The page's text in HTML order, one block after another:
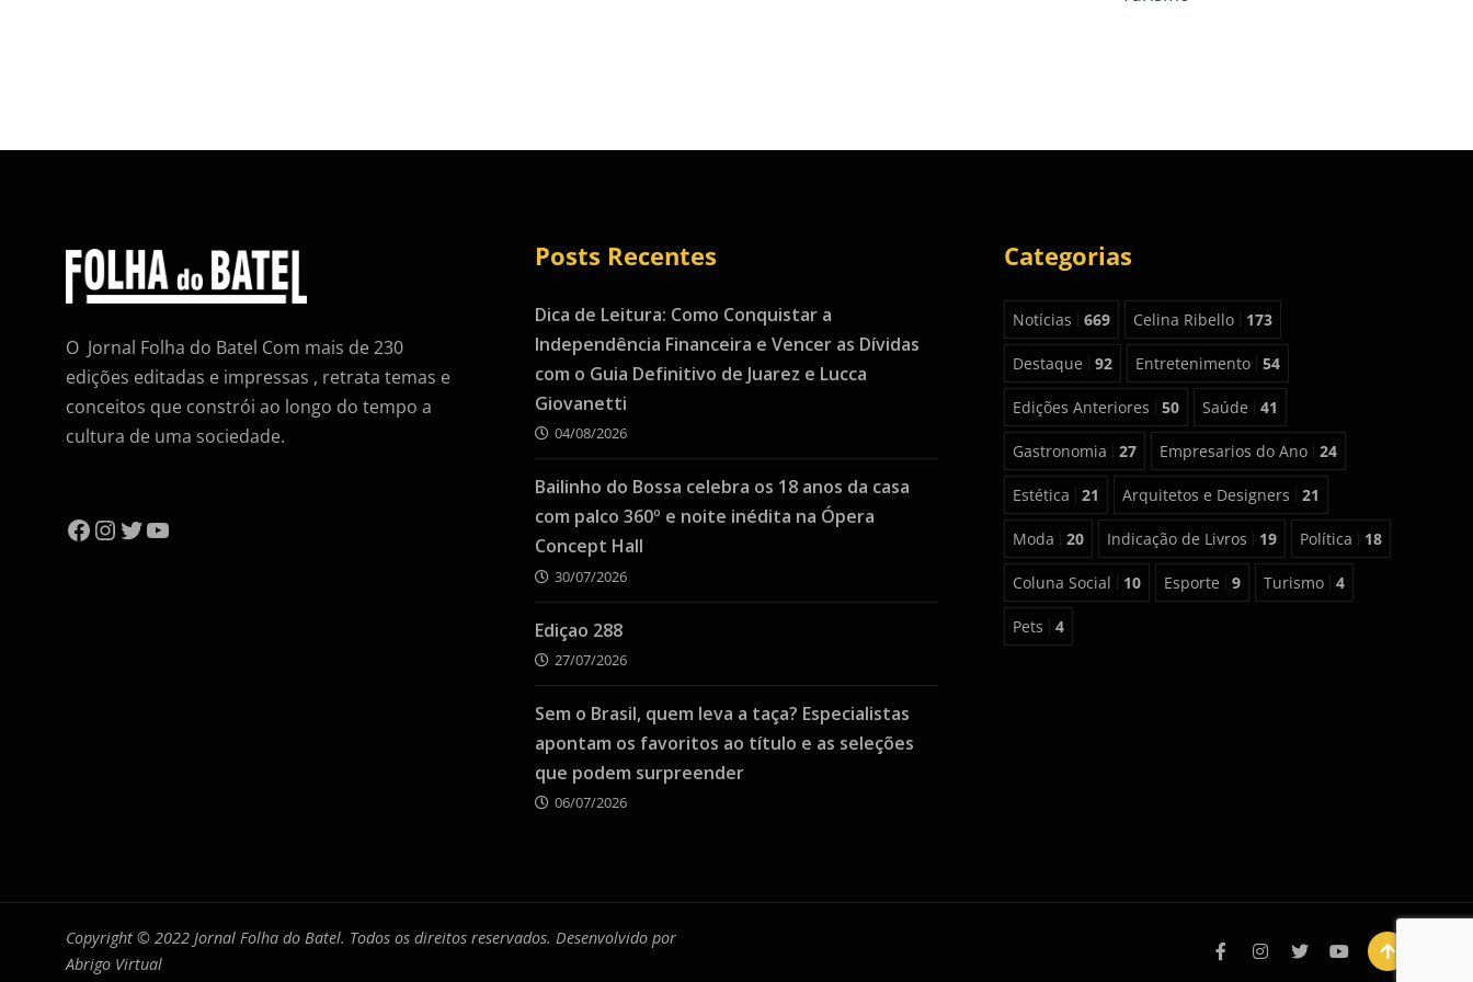
O Jornal Folha do Batel Com mais de 230
edições editadas e impressas , retrata temas e
conceitos que constrói ao longo do tempo a
cultura de uma sociedade.
Facebook
Instagram
Twitter
YouTube
Posts Recentes
Dica de Leitura: Como Conquistar a
Independência Financeira e Vencer as Dívidas
com o Guia Definitivo de Juarez e Lucca
Giovanetti
04/08/2026
Bailinho do Bossa celebra os 18 anos da casa
com palco 360º e noite inédita na Ópera
Concept Hall
30/07/2026
Ediçao 288
27/07/2026
Sem o Brasil, quem leva a taça? Especialistas
apontam os favoritos ao título e as seleções
que podem surpreender
06/07/2026
Categorias
Notícias 669 Celina Ribello 173
Destaque 92 Entretenimento 54
Edições Anteriores 50 Saúde 41
Gastronomia 27 Empresarios do Ano 24
Estética 21 Arquitetos e Designers 21
Moda 20 Indicação de Livros 19 Política 18
Coluna Social 10 Esporte 9 Turismo 4
Pets 4
Copyright © 2022 Jornal Folha do Batel. Todos os direitos reservados. Desenvolvido por
Abrigo Virtual